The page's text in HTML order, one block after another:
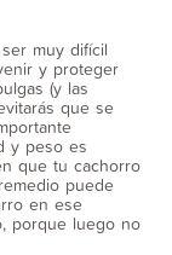
muy difícil
y proteger
(y las
que se
y peso es
que tu cachorro
puede
en ese
porque luego no